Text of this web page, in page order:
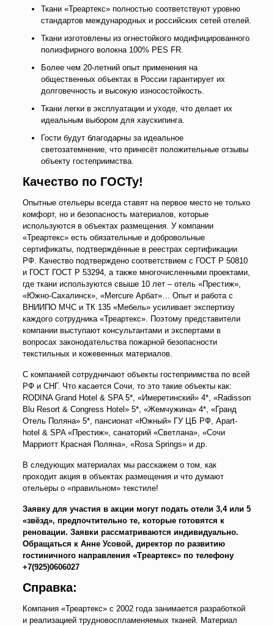
Ткани «Треартекс» полностью соответствуют уровню
стандартов международных и российских сетей отелей.
Ткани изготовлены из огнестойкого модифицированного
полиэфирного волокна 100% PES FR.
Более чем 20-летний опыт применения на
общественных объектах в России гарантирует их
долговечность и высокую износостойкость.
Ткани легки в эксплуатации и уходе, что делает их
идеальным выбором для хаускипинга.
Гости будут благодарны за идеальное
светозатемнение, что принесёт положительные отзывы
объекту гостеприимства.
Качество по ГОСТу!
Опытные отельеры всегда ставят на первое место не только
комфорт, но и безопасность материалов, которые
используются в объектах размещения. У компании
«Треартекс» есть обязательные и добровольные
сертификаты, подтверждённые в реестрах сертификации
РФ. Качество подтверждено соответствием с ГОСТ Р 50810
и ГОСТ ГОСТ Р 53294, а также многочисленными проектами,
где ткани используются свыше 10 лет – отель «Престиж»,
«Южно-Сахалинск», «Mercure Арбат»… Опыт и работа с
ВНИИПО МЧС и ТК 135 «Мебель» усиливает экспертизу
каждого сотрудника «Треартекс». Поэтому представители
компании выступают консультантами и экспертами в
вопросах законодательства пожарной безопасности
текстильных и кожевенных материалов.
С компанией сотрудничают объекты гостеприимства по всей
РФ и СНГ. Что касается Сочи, то это такие объекты как:
RODINA Grand Hotel & SPA 5*, «Имеретинский» 4*, «Radisson
Blu Resort & Congress Hotel» 5*, «Жемчужина» 4*, «Гранд
Отель Поляна» 5*, пансионат «Южный» ГУ ЦБ РФ, Apart-
hotel & SPA «Престиж», санаторий «Светлана», «Сочи
Марриотт Красная Поляна», «Rosa Springs» и др.
В следующих материалах мы расскажем о том, как
проходит акция в объектах размещения и что думают
отельеры о «правильном» текстиле!
Заявку для участия в акции могут подать отели 3,4 или 5
«звёзд», предпочтительно те, которые готовятся к
реновации. Заявки рассматриваются индивидуально.
Обращаться к Анне Усовой, директор по развитию
гостиничного направления «Треартекс» по телефону
+7(925)0606027
Справка:
Компания «Треартекс» с 2002 года занимается разработкой
и реализацией трудновоспламеняемых тканей. Материал